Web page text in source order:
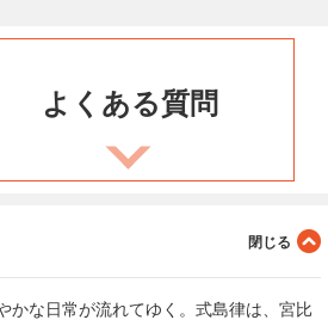
よくある質問
かな日常が流れてゆく。式島律は、宮比